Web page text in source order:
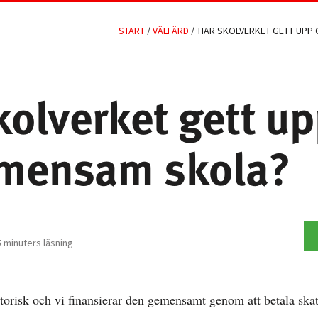
START /VÄLFÄRD / HAR SKOLVERKET GETT
gett
skola?
minuters läsning
och vi finansierar den gemensamt genom att betala